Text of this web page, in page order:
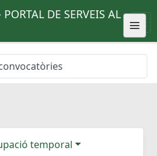
DE SERVEIS AL
temporal